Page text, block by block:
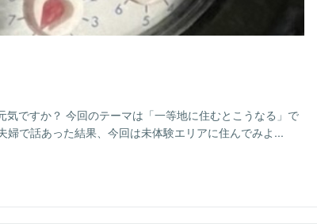
ですか？ 今回のテーマは「一等地に住むとこうなる」で
で話あった結果、今回は未体験エリアに住んでみよ...